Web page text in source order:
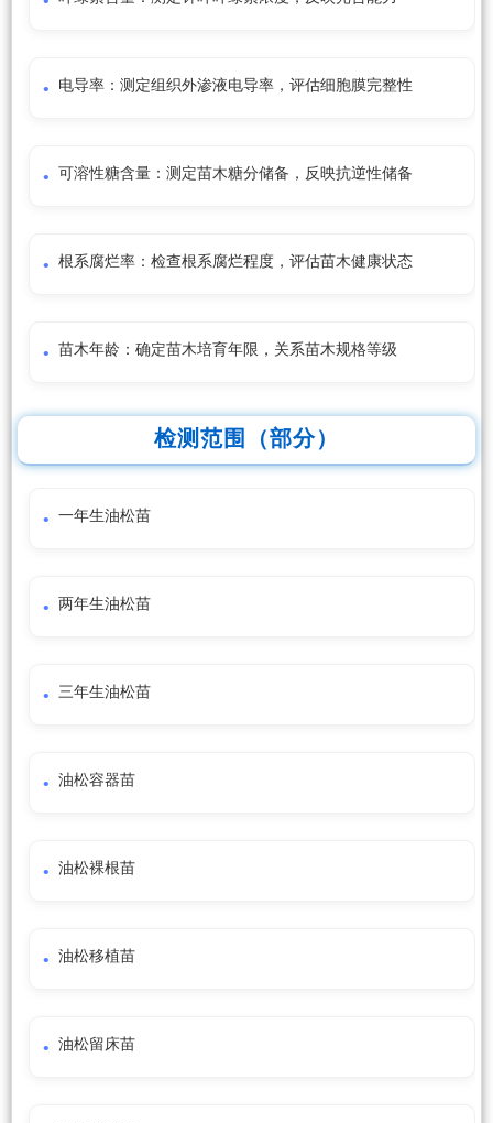
电导率：测定组织外渗液电导率，评估细胞膜完整性
可溶性糖含量：测定苗木糖分储备，反映抗逆性储备
根系腐烂率：检查根系腐烂程度，评估苗木健康状态
苗木年龄：确定苗木培育年限，关系苗木规格等级
检测范围（部分）
一年生油松苗
两年生油松苗
三年生油松苗
油松容器苗
油松裸根苗
油松移植苗
油松留床苗